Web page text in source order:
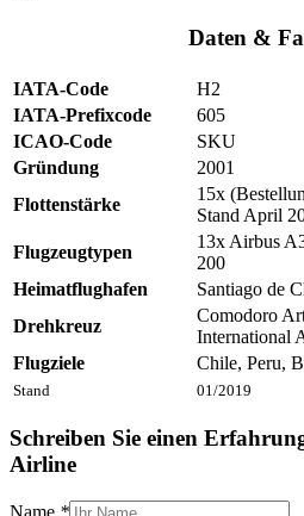
Daten &
Stand 01/2019
IATA-Code
H2
IATA-Prefixcode
605
ICAO-Code
SKU
Gründung
2001
Flottenstärke
15x
Stand April
Flugzeugtypen
13x Airbus
200
Heimatflughafen
Santiago de
Drehkreuz
Comodoro
International
Flugziele
Chile, Peru,
Schreiben Sie einen
Airline